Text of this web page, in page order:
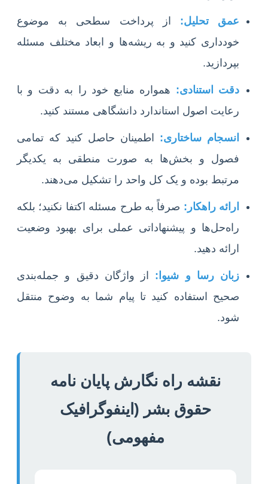
عمق تحلیل: از پرداخت سطحی به موضوع
خودداری کنید و به ریشه‌ها و ابعاد مختلف مسئله
بپردازید.
دقت استنادی: همواره منابع خود را به دقت و با
رعایت اصول استاندارد دانشگاهی مستند کنید.
انسجام ساختاری: اطمینان حاصل کنید که تمامی
فصول و بخش‌ها به صورت منطقی به یکدیگر
مرتبط بوده و یک کل واحد را تشکیل می‌دهند.
ارائه راهکار: صرفاً به طرح مسئله اکتفا نکنید؛ بلکه
راه‌حل‌ها و پیشنهاداتی عملی برای بهبود وضعیت
ارائه دهید.
زبان رسا و شیوا: از واژگان دقیق و جمله‌بندی
صحیح استفاده کنید تا پیام شما به وضوح منتقل
شود.
نقشه راه نگارش پایان نامه
حقوق بشر (اینفوگرافیک
مفهومی)